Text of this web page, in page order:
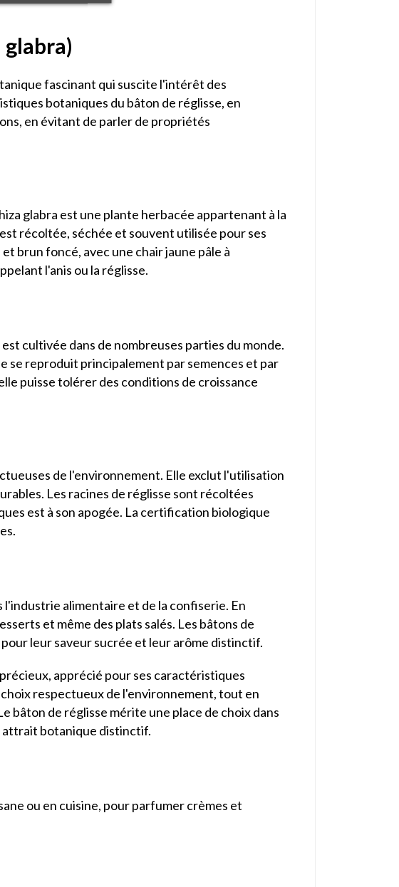
fascinant qui suscite l'intérêt des
botaniques du bâton de réglisse, en
en évitant de parler de propriétés
glabra est une plante herbacée appartenant à la
récoltée, séchée et souvent utilisée pour ses
brun foncé, avec une chair jaune pâle à
l'anis ou la réglisse.
cultivée dans de nombreuses parties du monde.
se reproduit principalement par semences et par
puisse tolérer des conditions de croissance
de l'environnement. Elle exclut l'utilisation
Les racines de réglisse sont récoltées
est à son apogée. La certification biologique
alimentaire et de la confiserie. En
et même des plats salés. Les bâtons de
leur saveur sucrée et leur arôme distinctif.
apprécié pour ses caractéristiques
respectueux de l'environnement, tout en
de réglisse mérite une place de choix dans
attrait botanique distinctif.
ou en cuisine, pour parfumer crèmes et